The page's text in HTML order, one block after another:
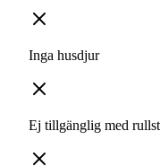
Inga husdjur
Ej tillgänglig med